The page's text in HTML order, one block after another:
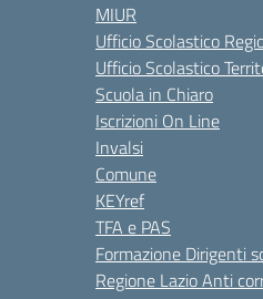
MIUR
Ufficio Scolastico
Ufficio Scolastico
Scuola in Chiaro
Iscrizioni On Line
Invalsi
Comune
KEYref
TFA e PAS
Formazione Dirigenti
Regione Lazio Anti